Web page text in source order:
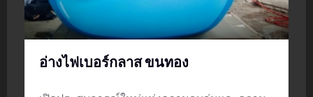
อ่างไฟเบอร์กลาส ขนทอง